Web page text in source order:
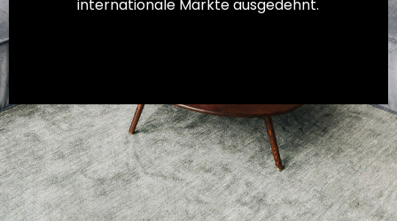
internationale Märkte ausgedehnt.